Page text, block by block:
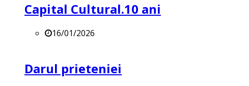
Capital Cultural.10 ani
16/01/2026
Darul prieteniei